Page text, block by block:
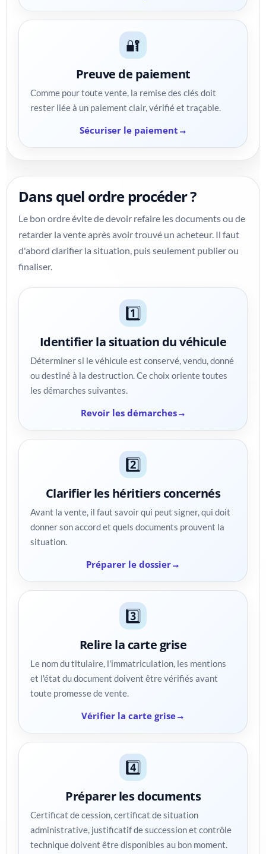
🔐
Preuve de paiement
Comme pour toute vente, la remise des clés doit
rester liée à un paiement clair, vérifié et traçable.
Sécuriser le paiement
Dans quel ordre procéder ?
Le bon ordre évite de devoir refaire les documents ou de
retarder la vente après avoir trouvé un acheteur. Il faut
d'abord clarifier la situation, puis seulement publier ou
finaliser.
1️⃣
Identifier la situation du véhicule
Déterminer si le véhicule est conservé, vendu, donné
ou destiné à la destruction. Ce choix oriente toutes
les démarches suivantes.
Revoir les démarches
2️⃣
Clarifier les héritiers concernés
Avant la vente, il faut savoir qui peut signer, qui doit
donner son accord et quels documents prouvent la
situation.
Préparer le dossier
3️⃣
Relire la carte grise
Le nom du titulaire, l'immatriculation, les mentions
et l'état du document doivent être vérifiés avant
toute promesse de vente.
Vérifier la carte grise
4️⃣
Préparer les documents
Certificat de cession, certificat de situation
administrative, justificatif de succession et contrôle
technique doivent être disponibles au bon moment.